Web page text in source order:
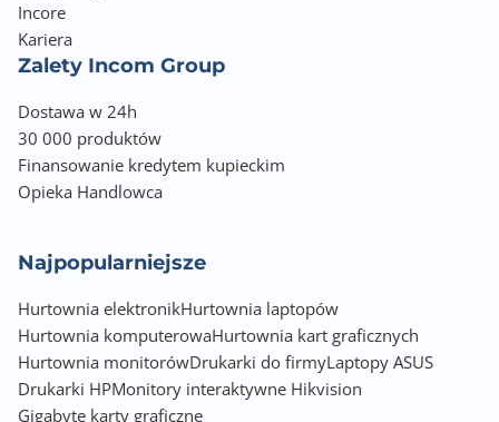
Incore
Kariera
Zalety Incom Group
Dostawa w 24h
30 000 produktów
Finansowanie kredytem kupieckim
Opieka Handlowca
Najpopularniejsze
Hurtownia elektronikHurtownia laptopów
Hurtownia komputerowaHurtownia kart graficznych
Hurtownia monitorówDrukarki do firmyLaptopy ASUS
Drukarki HPMonitory interaktywne Hikvision
Gigabyte karty graficzne